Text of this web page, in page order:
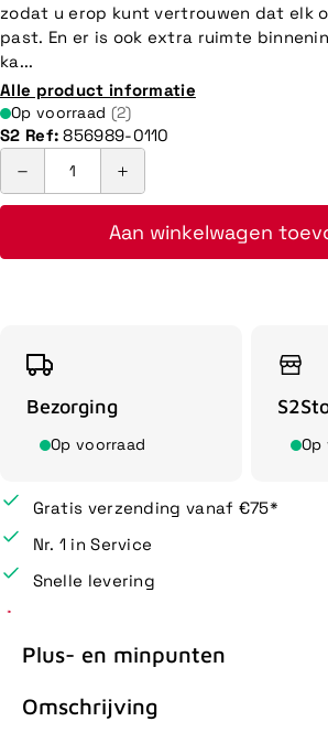
zodat u erop kunt vertrouwen dat elk
past. En er is ook extra ruimte
ka...
Alle product informatie
Op voorraad (2)
S2 Ref: 856989-0110
Aan winkelwagen
Bezorging
Op voorraad Op
Gratis verzending vanaf €75*
Nr. 1 in Service
Snelle levering
Plus- en minpunten
Omschrijving